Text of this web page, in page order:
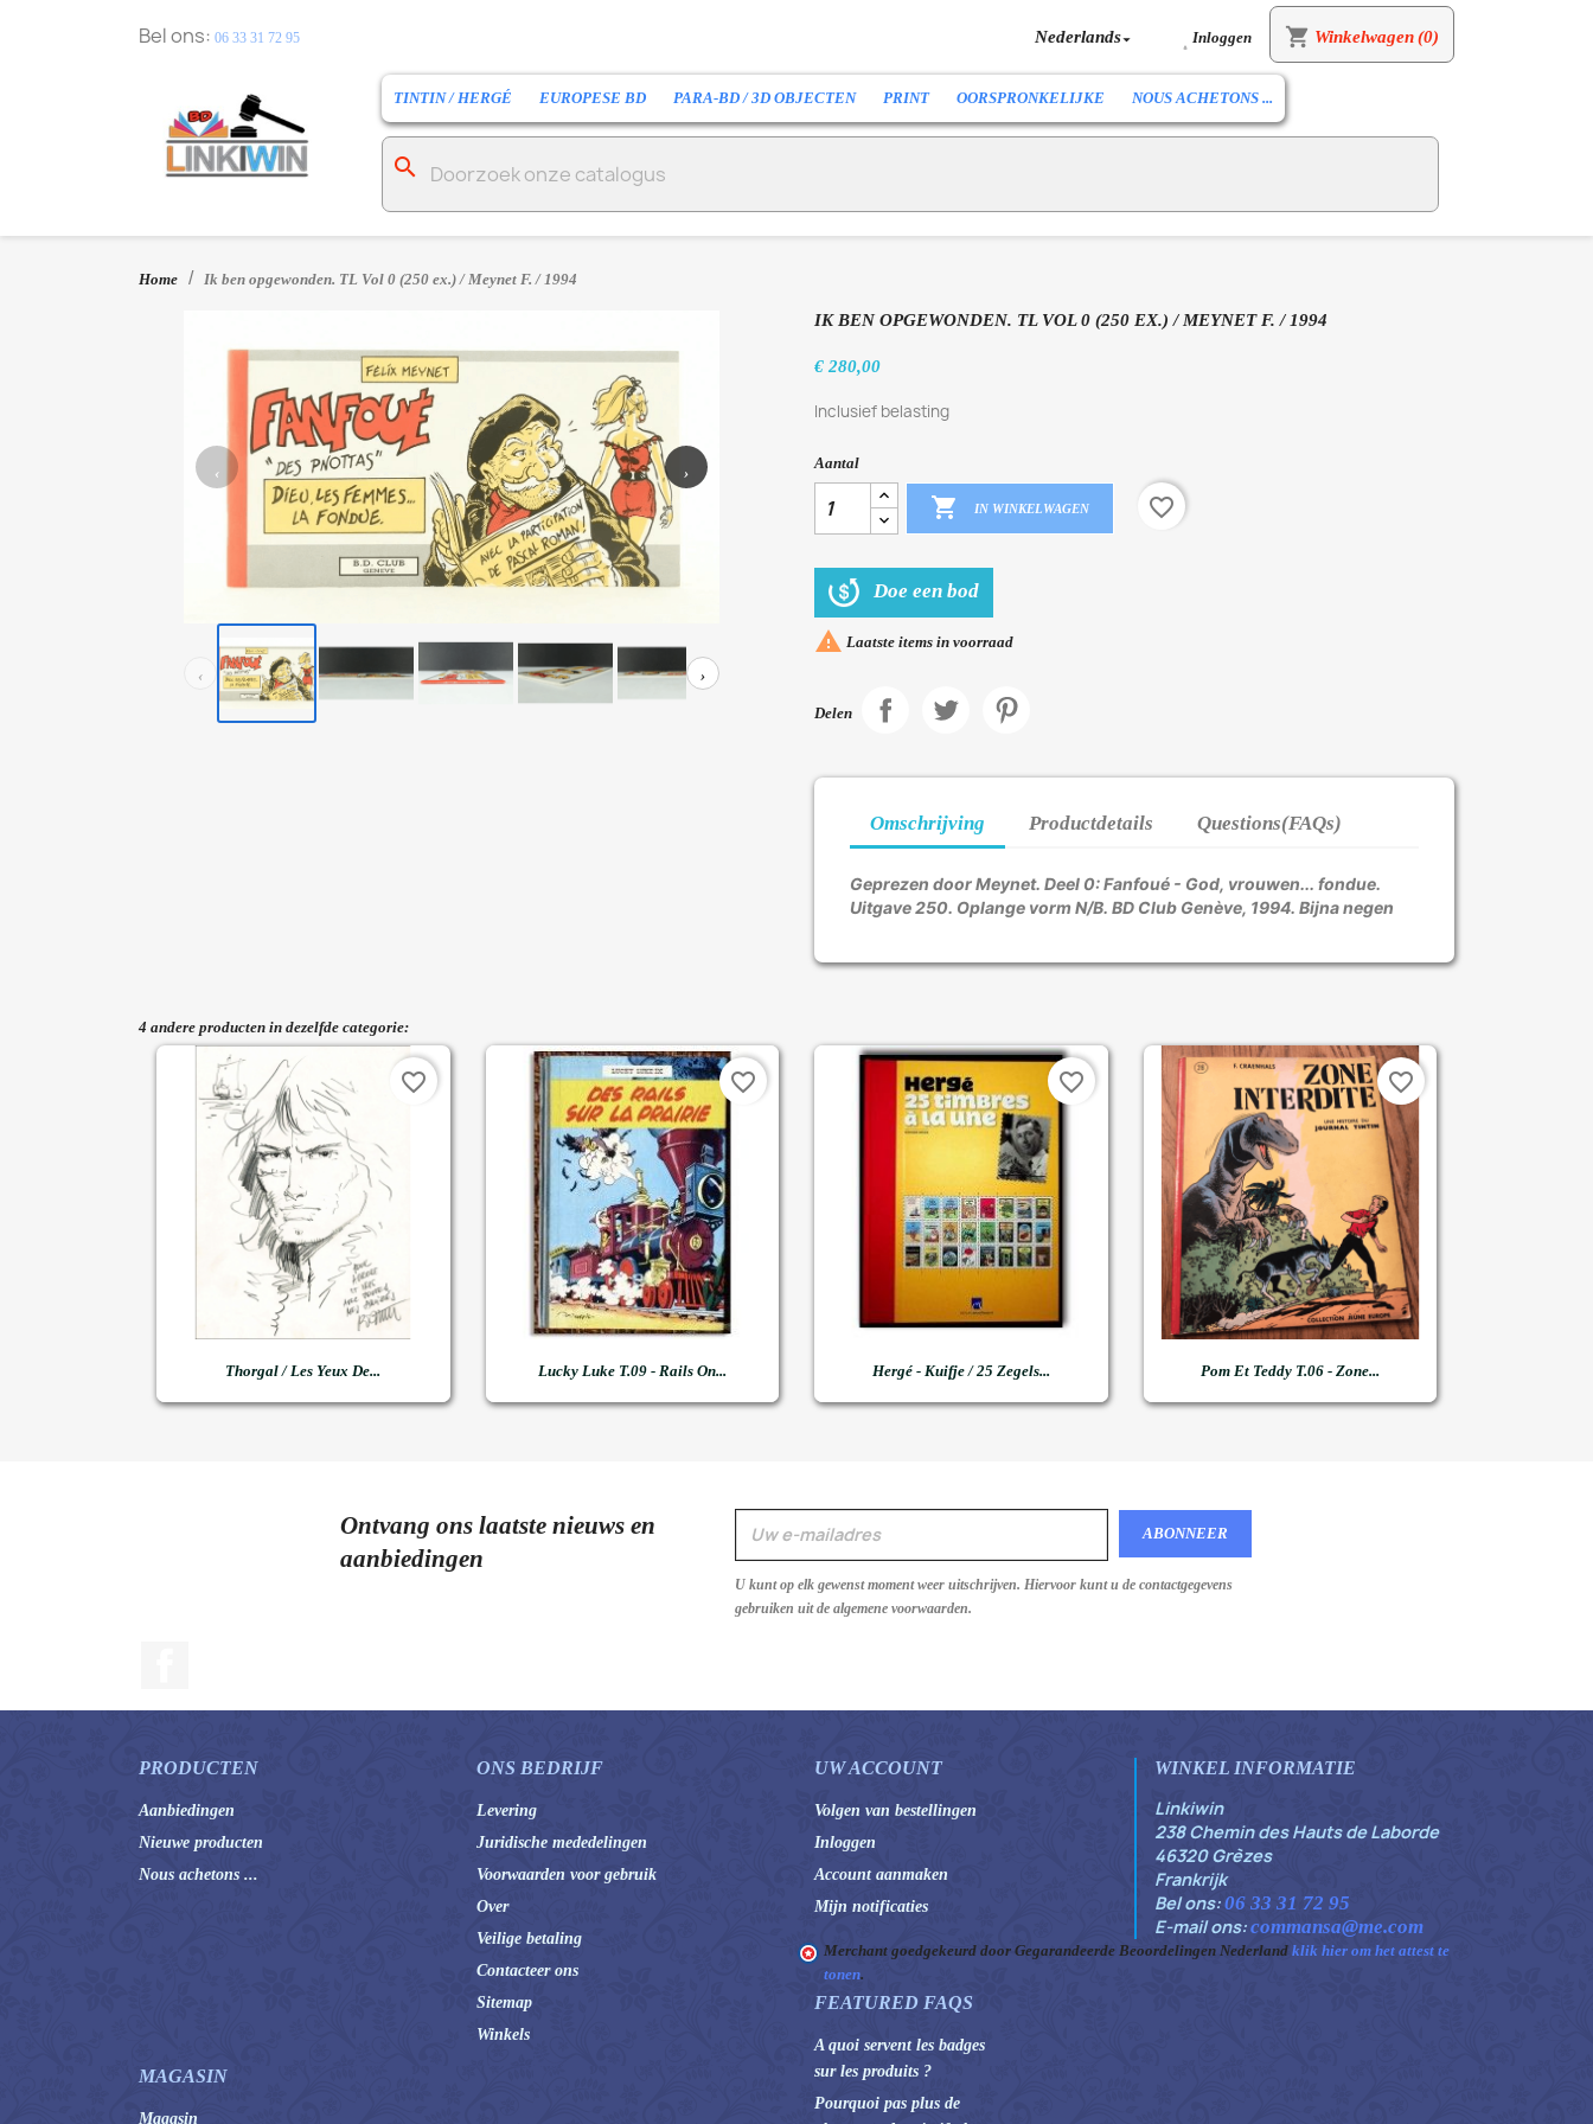
Bel ons: 06 33 31 72 95 Nederlands 
Inloggen shopping_cart Winkelwagen(0)
TINTIN / HERGÉ EUROPESE BD PARA-BD / 3D OBJECTEN PRINT OORSPRONKELIJKE NOUS ACHETONS ...
search
Home Ik ben opgewonden. TL Vol 0 (250 ex.) / Meynet F. / 1994
‹ ›
‹ ›
IK BEN OPGEWONDEN. TL VOL 0 (250 EX.) / MEYNET F. / 1994
€ 280,00
Inclusief belasting
Aantal
 IN WINKELWAGEN favorite_border
Doe een bod
 Laatste items in voorraad
Delen
Omschrijving Productdetails Questions(FAQs)
Geprezen door Meynet. Deel 0: Fanfoué - God, vrouwen... fondue.
Uitgave 250. Oplange vorm N/B. BD Club Genève, 1994. Bijna negen
4 andere producten in dezelfde categorie:
 Snel bekijken
Thorgal / Les Yeux De...
favorite_border
Snel bekijken
Lucky Luke T.09 - Rails On...
favorite_border
Snel bekijken
Hergé - Kuifje / 25 Zegels...
favorite_border
Snel bekijken
Pom Et Teddy T.06 - Zone...
favorite_border
Ontvang ons laatste nieuws en
aanbiedingen
U kunt op elk gewenst moment weer uitschrijven. Hiervoor kunt u de contactgegevens
gebruiken uit de algemene voorwaarden.
PRODUCTEN
Aanbiedingen
Nieuwe producten
Nous achetons ...
ONS BEDRIJF
Levering
Juridische mededelingen
Voorwaarden voor gebruik
Over
Veilige betaling
Contacteer ons
Sitemap
Winkels
MAGASIN
Magasin
UW ACCOUNT
Volgen van bestellingen
Inloggen
Account aanmaken
Mijn notificaties
WINKEL INFORMATIE
Linkiwin
238 Chemin des Hauts de Laborde
46320 Grèzes
Frankrijk
Bel ons:06 33 31 72 95
E-mail ons:commansa@me.com
Merchant goedgekeurd door Gegarandeerde Beoordelingen Nederland klik hier om het attest te
tonen.
FEATURED FAQS
A quoi servent les badges
sur les produits ?
Pourquoi pas plus de